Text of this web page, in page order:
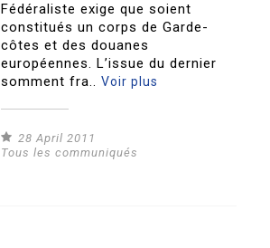
Fédéraliste exige que soient
constitués un corps de Garde-
côtes et des douanes
européennes. L’issue du dernier
somment fra..Voir plus
28 April 2011
Tous les communiqués